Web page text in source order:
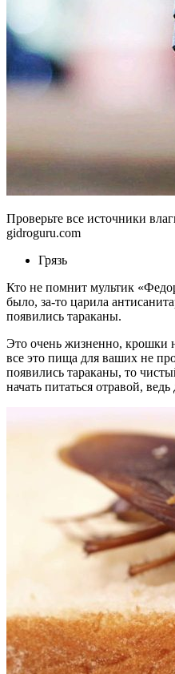
Проверьте все источники
gidroguru.com
Грязь
Кто не помнит мультик
было, за-то царила
появились тараканы.
Это очень жизненно, крошки
все это пища для ваших не
появились тараканы, то
начать питаться отравой,